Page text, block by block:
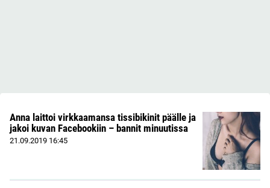
Anna laittoi virkkaamansa tissibikinit päälle ja
jakoi kuvan Facebookiin – bannit minuutissa
21.09.2019 16:45